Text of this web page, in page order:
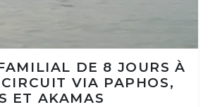
DE 8 JOURS À
VIA PAPHOS,
ET AKAMAS